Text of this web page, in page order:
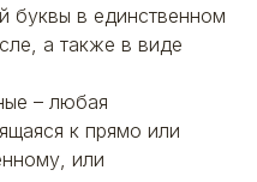
буквы в единственном
а также в виде
– любая
к прямо или
или